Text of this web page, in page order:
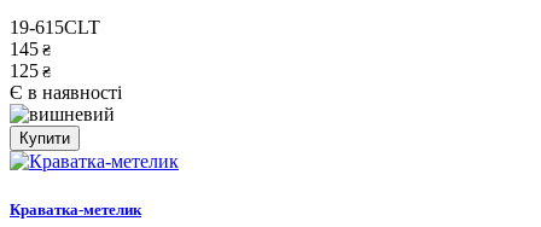
19-615CLT
145 ₴
125 ₴
Є в наявності
Купити
Краватка-метелик